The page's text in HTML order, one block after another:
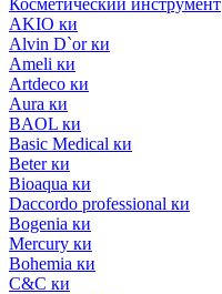
Косметический инструмент
AKIO ки
Alvin D`or ки
Ameli ки
Artdeco ки
Aura ки
BAOL ки
Basic Medical ки
Beter ки
Bioaqua ки
Daccordo professional ки
Bogenia ки
Mercury ки
Bohemia ки
C&C ки